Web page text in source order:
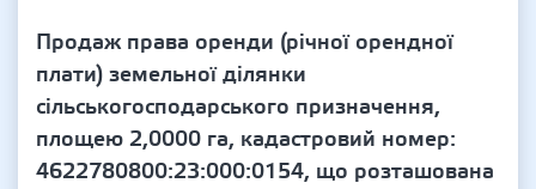
Продаж права оренди (річної орендної
плати) земельної ділянки
сільськогосподарського призначення,
площею 2,0000 га, кадастровий номер:
4622780800:23:000:0154, що розташована